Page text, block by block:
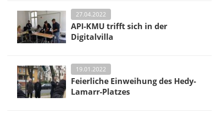
27.04.2022
API-KMU trifft sich in der
Digitalvilla
19.01.2022
Feierliche Einweihung des Hedy-
Lamarr-Platzes